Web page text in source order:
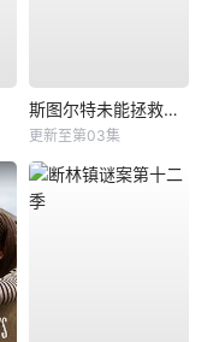
斯图尔特未能拯救宇宙
更新至第03集